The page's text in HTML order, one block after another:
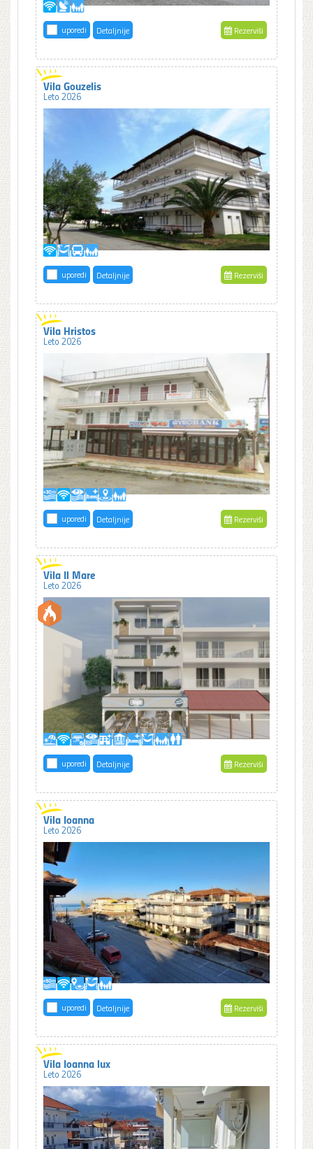
uporedi Detaljnije Rezerviši
Vila Gouzelis
Leto 2026
uporedi Detaljnije Rezerviši
Vila Hristos
Leto 2026
uporedi Detaljnije Rezerviši
Vila Il Mare
Leto 2026
uporedi Detaljnije Rezerviši
Vila Ioanna
Leto 2026
uporedi Detaljnije Rezerviši
Vila Ioanna lux
Leto 2026